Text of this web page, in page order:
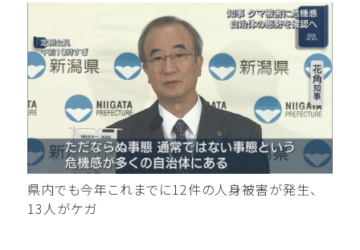
県内でも今年これまでに12件の人身被害が発生、
13人がケガ